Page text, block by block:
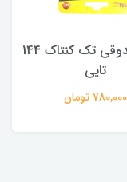
smd فندوقی تک کنتاک 144
تایی
780,000 تومان